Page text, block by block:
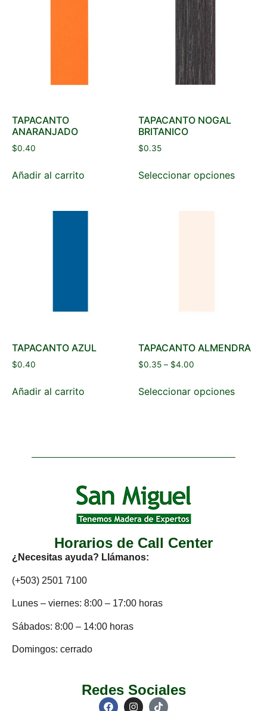
TAPACANTO
ANARANJADO
$0.40
Añadir al carrito
TAPACANTO NOGAL
BRITANICO
$0.35
Seleccionar opciones
TAPACANTO AZUL
$0.40
Añadir al carrito
TAPACANTO ALMENDRA
$0.35 – $4.00
Seleccionar opciones
Horarios de Call Center
¿Necesitas ayuda? Llámanos:
(+503) 2501 7100
Lunes – viernes: 8:00 – 17:00 horas
Sábados: 8:00 – 14:00 horas
Domingos: cerrado
Redes Sociales